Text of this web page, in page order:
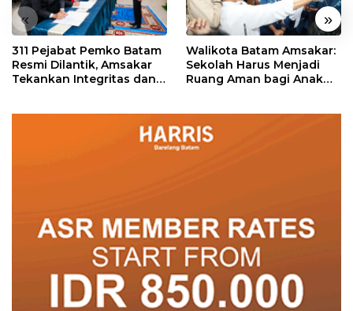
« »
311 Pejabat Pemko Batam
Resmi Dilantik, Amsakar
Tekankan Integritas dan
Walikota Batam Amsakar:
Sekolah Harus Menjadi
Ruang Aman bagi Anak